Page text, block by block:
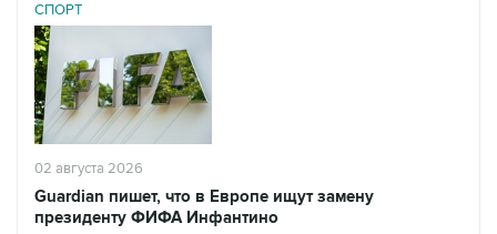
СПОРТ
02 августа 2026
Guardian пишет, что в Европе ищут замену
президенту ФИФА Инфантино